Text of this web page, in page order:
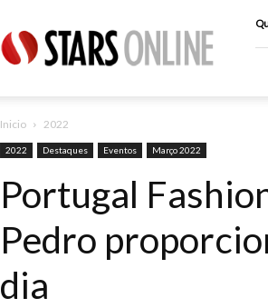
Online
Inicio 2022
2022 Destaques Eventos Março 2022
Portugal
Pedro
dia